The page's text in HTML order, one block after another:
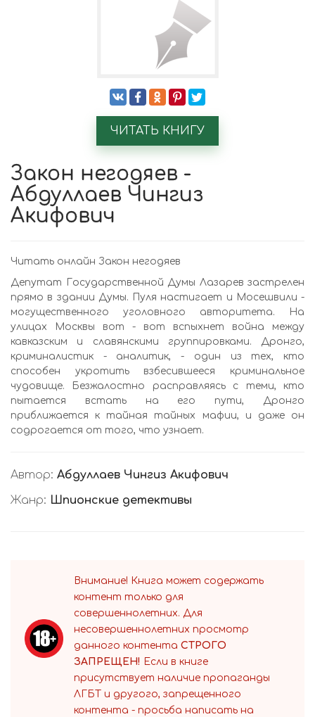
ЧИТАТЬ КНИГУ
Закон негодяев -
Абдуллаев Чингиз
Акифович
Читать онлайн Закон негодяев
Депутат Государственной Думы Лазарев застрелен
прямо в здании Думы. Пуля настигает и Мосешвили -
могущественного уголовного авторитета. На
улицах Москвы вот - вот вспыхнет война между
кавказским и славянскими группировками. Дронго,
криминалистик - аналитик, - один из тех, кто
способен укротить взбесившееся криминальное
чудовище. Безжалостно расправляясь с теми, кто
пытается встать на его пути, Дронго
приближается к тайная тайных мафии, и даже он
содрогается от того, что узнает.
Автор: Абдуллаев Чингиз Акифович
Жанр: Шпионские детективы
Внимание! Книга может содержать
контент только для
совершеннолетних. Для
несовершеннолетних просмотр
данного контента СТРОГО
ЗАПРЕЩЕН! Если в книге
присутствует наличие пропаганды
ЛГБТ и другого, запрещенного
контента - просьба написать на